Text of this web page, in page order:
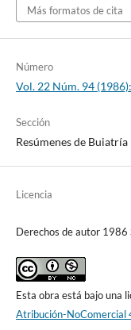
Más formatos de cita
Número
Vol. 22 Núm. 94
Sección
Resúmenes de Buiatría
Licencia
Derechos de autor 1986
Esta obra está bajo una
Atribución-NoComercial